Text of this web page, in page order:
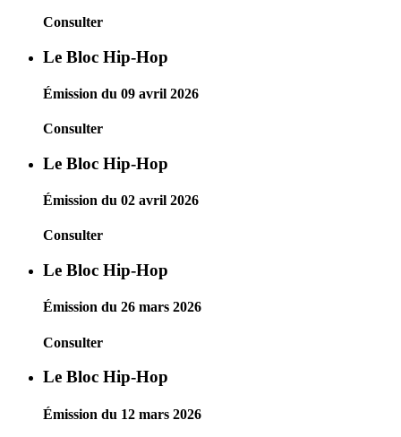
Consulter
Le Bloc Hip-Hop
Émission du 09 avril 2026
Consulter
Le Bloc Hip-Hop
Émission du 02 avril 2026
Consulter
Le Bloc Hip-Hop
Émission du 26 mars 2026
Consulter
Le Bloc Hip-Hop
Émission du 12 mars 2026